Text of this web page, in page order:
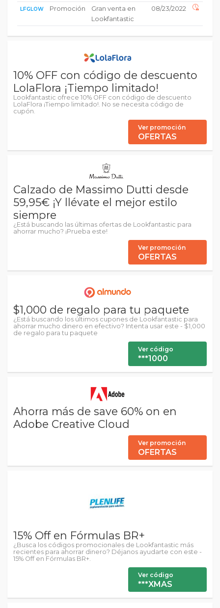
LFGLOW Promoción
Gran venta en
Lookfantastic
08/23/2022
10% OFF con código de descuento
LolaFlora ¡Tiempo limitado!
Lookfantastic ofrece 10% OFF con código de descuento
LolaFlora ¡Tiempo limitado!. No se necesita código de
cupón.
Ver promoción
OFERTAS
Calzado de Massimo Dutti desde
59,95€ ¡Y llévate el mejor estilo
siempre
¿Está buscando las últimas ofertas de Lookfantastic para
ahorrar mucho? ¡Prueba este!
Ver promoción
OFERTAS
$1,000 de regalo para tu paquete
¿Está buscando los últimos cupones de Lookfantastic para
ahorrar mucho dinero en efectivo? Intenta usar este - $1,000
de regalo para tu paquete
Ver código
***1000
Ahorra más de save 60% on en
Adobe Creative Cloud
Ver promoción
OFERTAS
15% Off en Fórmulas BR+
¿Busca los códigos promocionales de Lookfantastic más
recientes para ahorrar dinero? Déjanos ayudarte con este -
15% Off en Fórmulas BR+.
Ver código
***XMAS